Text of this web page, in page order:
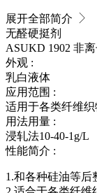
展开全部简介
无醛硬挺剂
ASUKD 1902 非
外观 :
乳白液体
应用范围 :
适用于各类纤维
用法用量 :
浸轧法10-40-1g/L
性能简介 :
1.和各种硅油等后